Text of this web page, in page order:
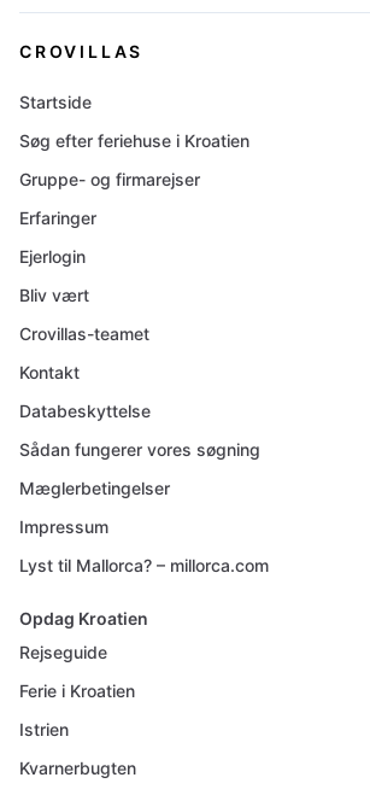
CROVILLAS
Startside
Søg efter feriehuse i Kroatien
Gruppe- og firmarejser
Erfaringer
Ejerlogin
Bliv vært
Crovillas-teamet
Kontakt
Databeskyttelse
Sådan fungerer vores søgning
Mæglerbetingelser
Impressum
Lyst til Mallorca? – millorca.com
Opdag Kroatien
Rejseguide
Ferie i Kroatien
Istrien
Kvarnerbugten